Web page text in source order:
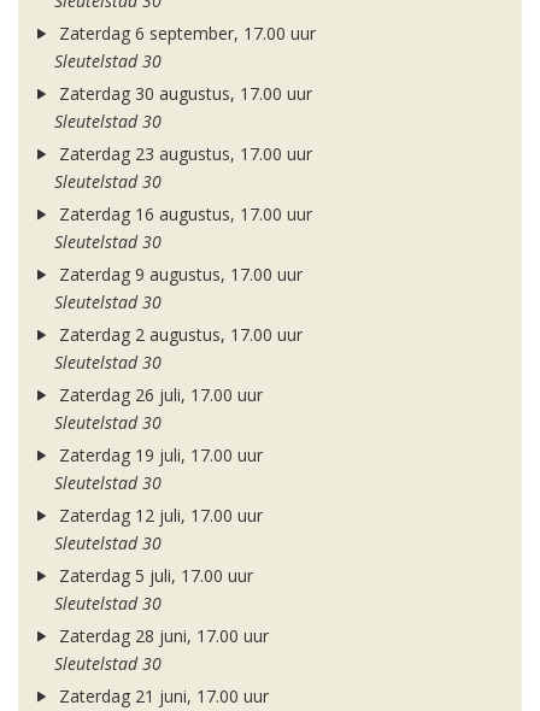
Zaterdag 6 september, 17.00 uur
Sleutelstad 30
Zaterdag 30 augustus, 17.00 uur
Sleutelstad 30
Zaterdag 23 augustus, 17.00 uur
Sleutelstad 30
Zaterdag 16 augustus, 17.00 uur
Sleutelstad 30
Zaterdag 9 augustus, 17.00 uur
Sleutelstad 30
Zaterdag 2 augustus, 17.00 uur
Sleutelstad 30
Zaterdag 26 juli, 17.00 uur
Sleutelstad 30
Zaterdag 19 juli, 17.00 uur
Sleutelstad 30
Zaterdag 12 juli, 17.00 uur
Sleutelstad 30
Zaterdag 5 juli, 17.00 uur
Sleutelstad 30
Zaterdag 28 juni, 17.00 uur
Sleutelstad 30
Zaterdag 21 juni, 17.00 uur